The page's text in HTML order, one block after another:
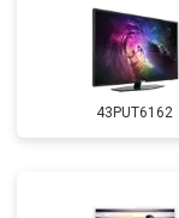
43PUT6162